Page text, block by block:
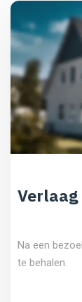
Na een
te behalen.